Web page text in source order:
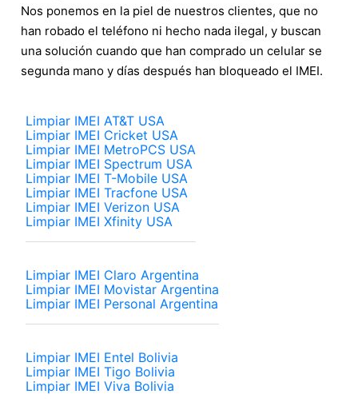
Nos ponemos en la piel de nuestros clientes, que no
han robado el teléfono ni hecho nada ilegal, y buscan
una solución cuando que han comprado un celular se
segunda mano y días después han bloqueado el IMEI.
Limpiar IMEI Claro Argentina
Limpiar IMEI Movistar Argentina
Limpiar IMEI Personal Argentina
Limpiar IMEI Entel Bolivia
Limpiar IMEI Tigo Bolivia
Limpiar IMEI Viva Bolivia
Limpiar IMEI AT&T USA
Limpiar IMEI Cricket USA
Limpiar IMEI MetroPCS USA
Limpiar IMEI Spectrum USA
Limpiar IMEI T-Mobile USA
Limpiar IMEI Tracfone USA
Limpiar IMEI Verizon USA
Limpiar IMEI Xfinity USA